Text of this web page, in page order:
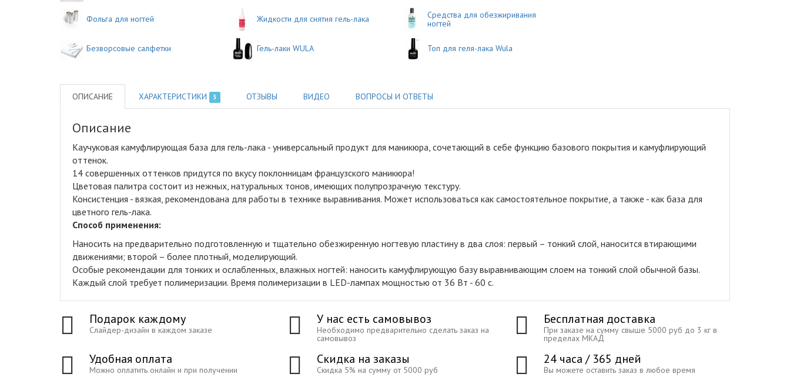
Фольга для ногтей Жидкости для снятия гель-лака
Средства для обезжиривания
ногтей
Безворсовые салфетки Гель-лаки WULA Топ для геля-лака Wula
ОПИСАНИЕ ХАРАКТЕРИСТИКИ 5 ОТЗЫВЫ ВИДЕО ВОПРОСЫ И ОТВЕТЫ
Описание
Каучуковая камуфлирующая база для гель-лака - универсальный продукт для маникюра, сочетающий в себе функцию базового покрытия и камуфлирующий
оттенок.
14 совершенных оттенков придутся по вкусу поклонницам французского маникюра!
Цветовая палитра состоит из нежных, натуральных тонов, имеющих полупрозрачную текстуру.
Консистенция - вязкая, рекомендована для работы в технике выравнивания. Может использоваться как самостоятельное покрытие, а также - как база для
цветного гель-лака.
Способ применения:
Наносить на предварительно подготовленную и тщательно обезжиренную ногтевую пластину в два слоя: первый – тонкий слой, наносится втирающими
движениями; второй – более плотный, моделирующий.
Особые рекомендации для тонких и ослабленных, влажных ногтей: наносить камуфлирующую базу выравнивающим слоем на тонкий слой обычной базы.
Каждый слой требует полимеризации. Время полимеризации в LED-лампах мощностью от 36 Вт - 60 с.
Подарок каждому
Слайдер-дизайн в каждом заказе
У нас есть самовывоз
Необходимо предварительно сделать заказ на
самовывоз
Бесплатная доставка
При заказе на сумму свыше 5000 руб до 3 кг в
пределах МКАД
Удобная оплата
Можно оплатить онлайн и при получении
Скидка на заказы
Скидка 5% на сумму от 5000 руб
24 часа / 365 дней
Вы можете оставить заказ в любое время